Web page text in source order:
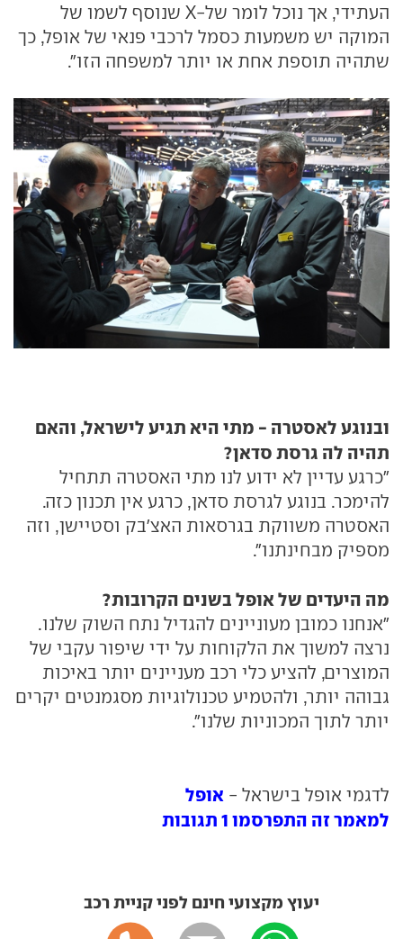
העתידי, אך נוכל לומר של-X שנוסף לשמו של
המוקה יש משמעות כסמל לרכבי פנאי של אופל, כך
שתהיה תוספת אחת או יותר למשפחה הזו".
ובנוגע לאסטרה - מתי היא תגיע לישראל, והאם
תהיה לה גרסת סדאן?
"כרגע עדיין לא ידוע לנו מתי האסטרה תתחיל
להימכר. בנוגע לגרסת סדאן, כרגע אין תכנון כזה.
האסטרה משווקת בגרסאות האצ'בק וסטיישן, וזה
מספיק מבחינתנו".
מה היעדים של אופל בשנים הקרובות?
"אנחנו כמובן מעוניינים להגדיל נתח השוק שלנו.
נרצה למשוך את הלקוחות על ידי שיפור עקבי של
המוצרים, להציע כלי רכב מעניינים יותר באיכות
גבוהה יותר, ולהטמיע טכנולוגיות מסגמנטים יקרים
יותר לתוך המכוניות שלנו".
לדגמי אופל בישראל - אופל
למאמר זה התפרסמו 1 תגובות
יעוץ מקצועי חינם לפני קניית רכב